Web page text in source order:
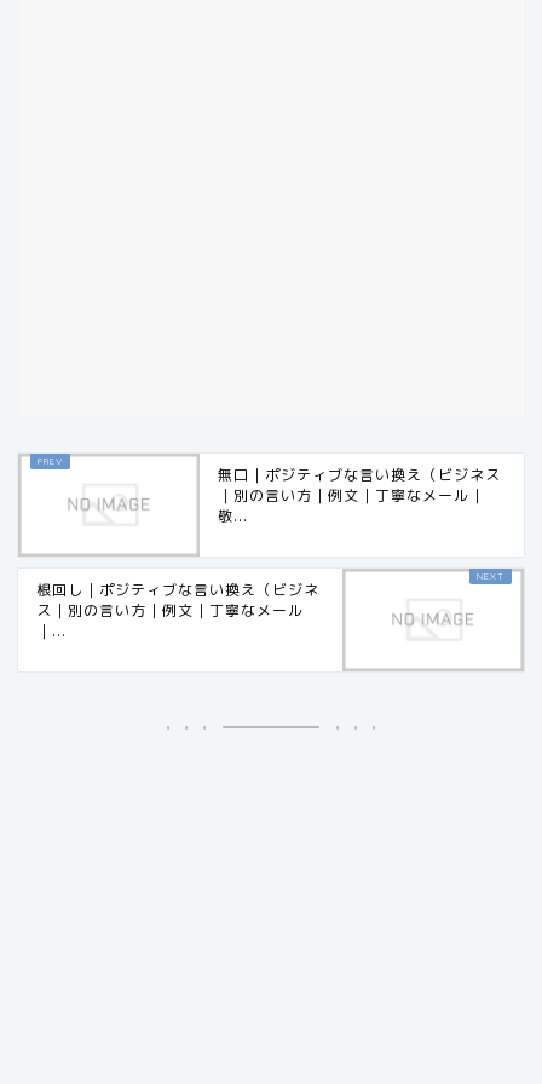
無口｜ポジティブな言い換え（ビジネス
｜別の言い方｜例文｜丁寧なメール｜
敬...
根回し｜ポジティブな言い換え（ビジネ
ス｜別の言い方｜例文｜丁寧なメール
｜...